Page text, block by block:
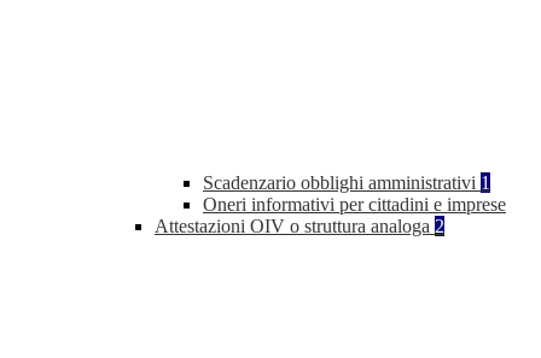
Scadenzario obblighi amministrativi 1
Oneri informativi per cittadini e imprese
Attestazioni OIV o struttura analoga 2